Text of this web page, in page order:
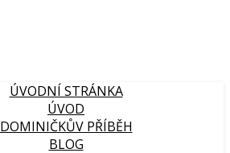
ÚVODNÍ STRÁNKA
ÚVOD
DOMINIČKŮV PŘÍBĚH
BLOG